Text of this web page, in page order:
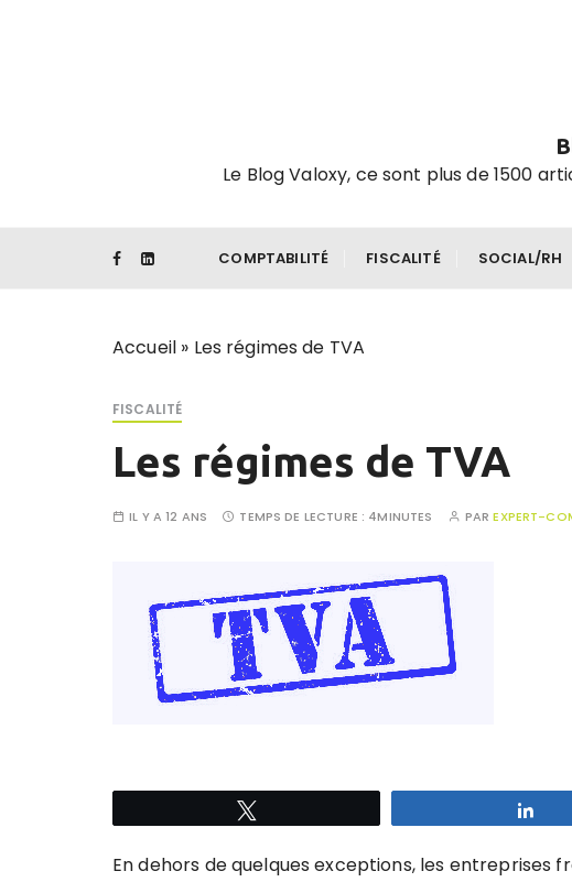
Le Blog Valoxy, ce sont plus de 1500
COMPTABILITÉ FISCALITÉ SOCIAL/RH
Accueil » Les régimes de TVA
FISCALITÉ
Les régimes de TVA
IL Y A 12 ANS TEMPS DE LECTURE : 4MINUTES PAREXPERT-
En dehors de quelques exceptions, les entreprises